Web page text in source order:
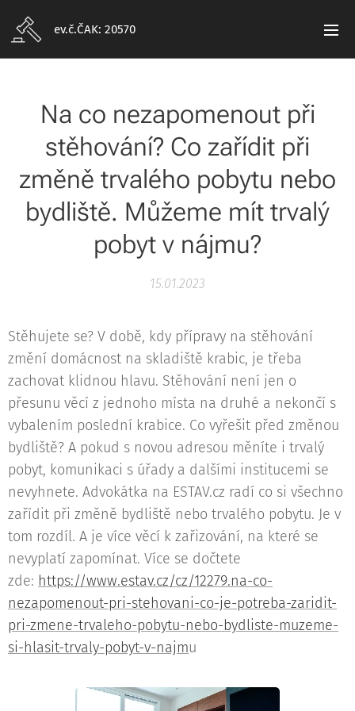
ev.č.ČAK: 20570
Na co nezapomenout při
stěhování? Co zařídit při
změně trvalého pobytu nebo
bydliště. Můžeme mít trvalý
pobyt v nájmu?
15.01.2023
Stěhujete se? V době, kdy přípravy na stěhování
změní domácnost na skladiště krabic, je třeba
zachovat klidnou hlavu. Stěhování není jen o
přesunu věcí z jednoho místa na druhé a nekončí s
vybalením poslední krabice. Co vyřešit před změnou
bydliště? A pokud s novou adresou měníte i trvalý
pobyt, komunikaci s úřady a dalšími institucemi se
nevyhnete. Advokátka na ESTAV.cz radí co si všechno
zařídit při změně bydliště nebo trvalého pobytu. Je v
tom rozdíl. A je více věcí k zařizování, na které se
nevyplatí zapomínat. Více se dočtete
zde: https://www.estav.cz/cz/12279.na-co-
nezapomenout-pri-stehovani-co-je-potreba-zaridit-
pri-zmene-trvaleho-pobytu-nebo-bydliste-muzeme-
si-hlasit-trvaly-pobyt-v-najmu